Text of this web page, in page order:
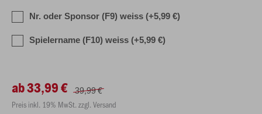
Nr. oder Sponsor (F9) weiss (+5,99 €)
Spielername (F10) weiss (+5,99 €)
ab 33,99 € 39,99 €
Preis inkl. 19% MwSt. zzgl. Versand